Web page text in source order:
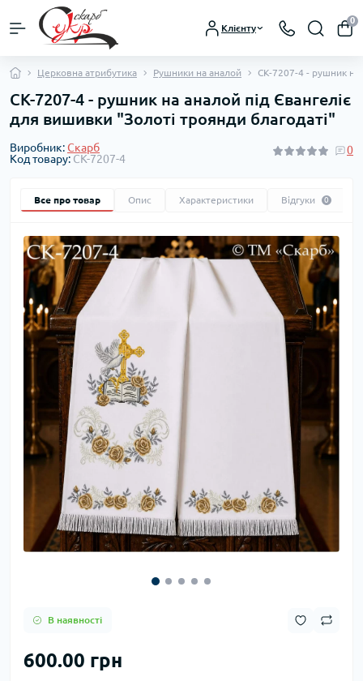
Клієнту
0
Церковна атрибутика Рушники на аналой СК-7207-4 - рушник на
СК-7207-4 - рушник на аналой під Євангеліє
для вишивки "Золоті троянди благодаті"
Виробник:Скарб
Код товару: СК-7207-4
0
Все про товар Опис Характеристики Відгуки 0
В наявності
600.00 грн